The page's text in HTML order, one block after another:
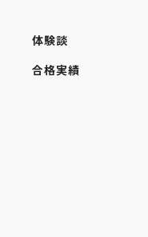
体験談
合格実績